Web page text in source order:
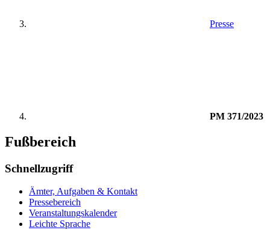
Presse
PM 371/2023
Fußbereich
Schnellzugriff
Ämter, Aufgaben & Kontakt
Pressebereich
Veranstaltungskalender
Leichte Sprache